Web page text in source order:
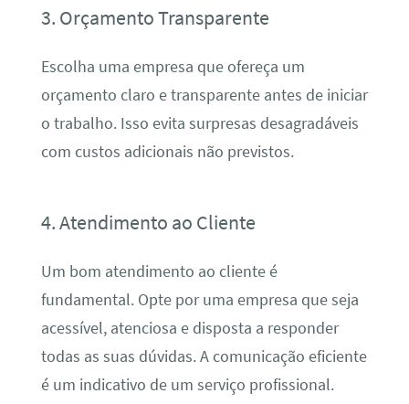
3. Orçamento Transparente
Escolha uma empresa que ofereça um
orçamento claro e transparente antes de iniciar
o trabalho. Isso evita surpresas desagradáveis
com custos adicionais não previstos.
4. Atendimento ao Cliente
Um bom atendimento ao cliente é
fundamental. Opte por uma empresa que seja
acessível, atenciosa e disposta a responder
todas as suas dúvidas. A comunicação eficiente
é um indicativo de um serviço profissional.